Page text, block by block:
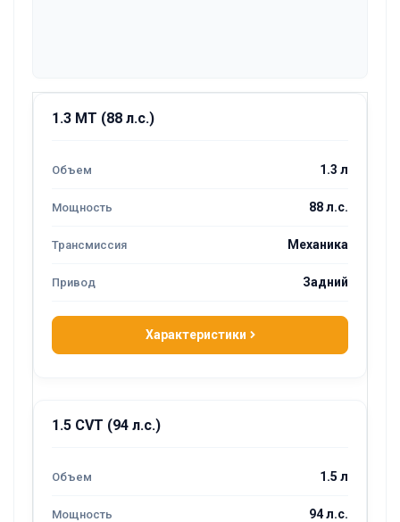
1.3 MT (88 л.с.)
1.3 л
88 л.с.
Механика
Задний
Характеристики
1.5 CVT (94 л.с.)
1.5 л
94 л.с.